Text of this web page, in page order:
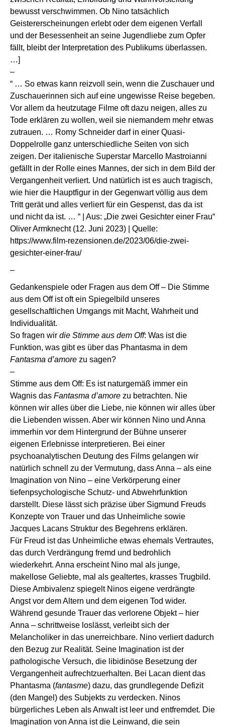
bewusst verschwimmen. Ob Nino tatsächlich
Geistererscheinungen erlebt oder dem eigenen Verfall
und der Besessenheit an seine Jugendliebe zum Opfer
fällt, bleibt der Interpretation des Publikums überlassen.
…]
–
“ … So etwas kann reizvoll sein, wenn die Zuschauer und
Zuschauerinnen sich auf eine ungewisse Reise begeben.
Vor allem da heutzutage Filme oft dazu neigen, alles zu
Tode erklären zu wollen, weil sie niemandem mehr etwas
zutrauen. … Romy Schneider darf in einer Quasi-
Doppelrolle ganz unterschiedliche Seiten von sich
zeigen. Der italienische Superstar Marcello Mastroianni
gefällt in der Rolle eines Mannes, der sich in dem Bild der
Vergangenheit verliert. Und natürlich ist es auch tragisch,
wie hier die Hauptfigur in der Gegenwart völlig aus dem
Tritt gerät und alles verliert für ein Gespenst, das da ist
und nicht da ist. … “ | Aus: „Die zwei Gesichter einer Frau“
Oliver Armknecht (12. Juni 2023) | Quelle:
https://www.film-rezensionen.de/2023/06/die-zwei-
gesichter-einer-frau/
–
Gedankenspiele oder Fragen aus dem Off – Die Stimme
aus dem Off ist oft ein Spiegelbild unseres
gesellschaftlichen Umgangs mit Macht, Wahrheit und
Individualität.
So fragen wir die Stimme aus dem Off: Was ist die
Funktion, was gibt es über das Phantasma in dem
Fantasma d’amore zu sagen?
–
Stimme aus dem Off: Es ist naturgemäß immer ein
Wagnis das Fantasma d’amore zu betrachten. Nie
können wir alles über die Liebe, nie können wir alles über
die Liebenden wissen. Aber wir können Nino und Anna
immerhin vor dem Hintergrund der Bühne unserer
eigenen Erlebnisse interpretieren. Bei einer
psychoanalytischen Deutung des Films gelangen wir
natürlich schnell zu der Vermutung, dass Anna – als eine
Imagination von Nino – eine Verkörperung einer
tiefenpsychologische Schutz- und Abwehrfunktion
darstellt. Diese lässt sich präzise über Sigmund Freuds
Konzepte von Trauer und das Unheimliche sowie
Jacques Lacans Struktur des Begehrens erklären.
Für Freud ist das Unheimliche etwas ehemals Vertrautes,
das durch Verdrängung fremd und bedrohlich
wiederkehrt. Anna erscheint Nino mal als junge,
makellose Geliebte, mal als gealtertes, krasses Trugbild.
Diese Ambivalenz spiegelt Ninos eigene verdrängte
Angst vor dem Altern und dem eigenen Tod wider.
Während gesunde Trauer das verlorene Objekt – hier
Anna – schrittweise loslässt, verleibt sich der
Melancholiker in das unerreichbare. Nino verliert dadurch
den Bezug zur Realität. Seine Imagination ist der
pathologische Versuch, die libidinöse Besetzung der
Vergangenheit aufrechtzuerhalten. Bei Lacan dient das
Phantasma (fantasme) dazu, das grundlegende Defizit
(den Mangel) des Subjekts zu verdecken. Ninos
bürgerliches Leben als Anwalt ist leer und entfremdet. Die
Imagination von Anna ist die Leinwand, die sein